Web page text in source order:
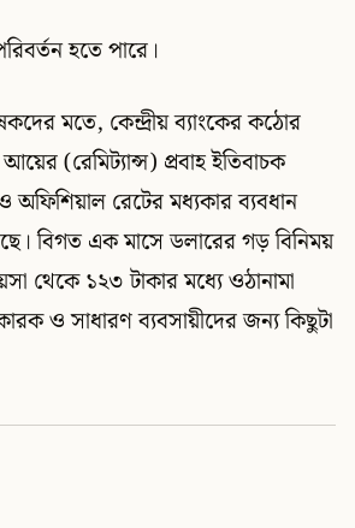
হতে পারে।
মতে, কেন্দ্রীয় ব্যাংকের কঠোর
(রেমিট্যান্স) প্রবাহ ইতিবাচক
অফিশিয়াল রেটের মধ্যকার ব্যবধান
বিগত এক মাসে ডলারের গড় বিনিময়
থেকে ১২৩ টাকার মধ্যে ওঠানামা
ও সাধারণ ব্যবসায়ীদের জন্য কিছুটা